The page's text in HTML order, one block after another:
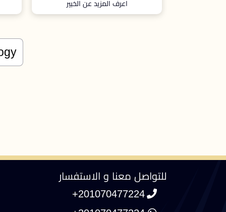
اعرف المزيد عن الخبير
للتواصل معنا و الاستفسار
+201070477224